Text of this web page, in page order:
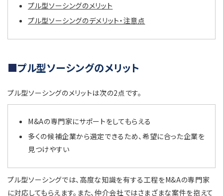
プル型ソーシングのメリット
プル型ソーシングのデメリット・注意点
プル型ソーシングのメリット
プル型ソーシングのメリットは次の2点です。
M&Aの専門家にサポートをしてもらえる
多くの候補企業から選定できるため、希望に合った企業を
見つけやすい
プル型ソーシングでは、高度な知識を有する工程をM&Aの専門家
に対応してもらえます。また、仲介会社ではさまざまな案件を抱えて